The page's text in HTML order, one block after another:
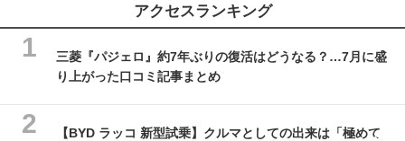
アクセスランキング
三菱『パジェロ』約7年ぶりの復活はどうなる？…7月に盛
り上がった口コミ記事まとめ
【BYD ラッコ 新型試乗】クルマとしての出来は「極めて